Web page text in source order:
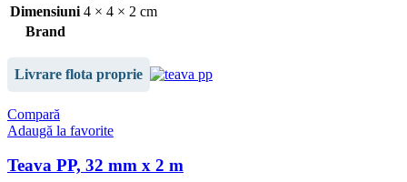
Dimensiuni 4 × 4 × 2 cm
Brand
Livrare flota proprie
Compară
Adaugă la favorite
Teava PP, 32 mm x 2 m